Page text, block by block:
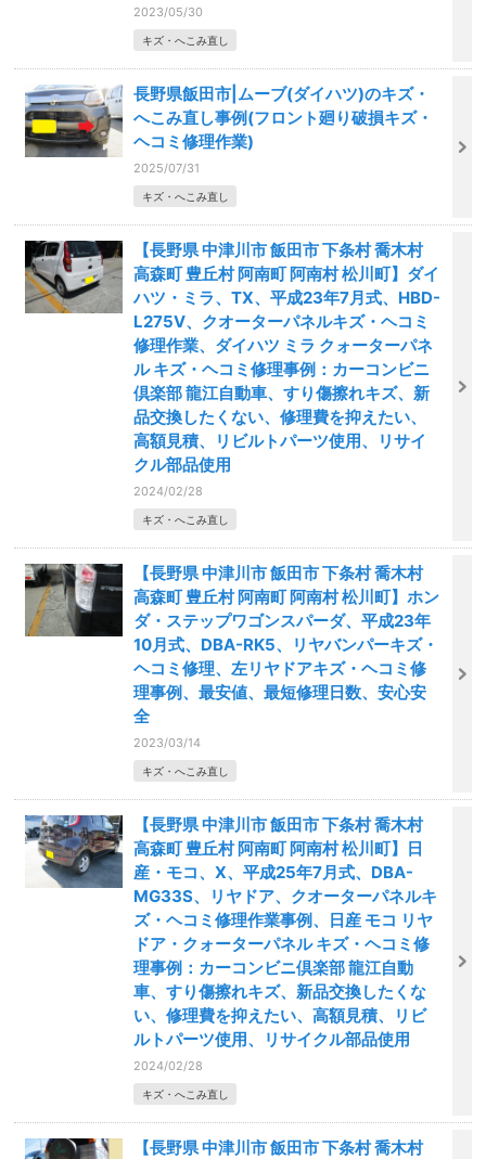
2023/05/30
キズ・へこみ直し
長野県飯田市|ムーブ(ダイハツ)のキズ・
へこみ直し事例(フロント廻り破損キズ・
ヘコミ修理作業)
2025/07/31
キズ・へこみ直し
【長野県 中津川市 飯田市 下条村 喬木村
高森町 豊丘村 阿南町 阿南村 松川町】ダイ
ハツ・ミラ、TX、平成23年7月式、HBD-
L275V、クオーターパネルキズ・ヘコミ
修理作業、ダイハツ ミラ クォーターパネ
ル キズ・ヘコミ修理事例：カーコンビニ
倶楽部 龍江自動車、すり傷擦れキズ、新
品交換したくない、修理費を抑えたい、
高額見積、リビルトパーツ使用、リサイ
クル部品使用
2024/02/28
キズ・へこみ直し
【長野県 中津川市 飯田市 下条村 喬木村
高森町 豊丘村 阿南町 阿南村 松川町】ホン
ダ・ステップワゴンスパーダ、平成23年
10月式、DBA-RK5、リヤバンパーキズ・
ヘコミ修理、左リヤドアキズ・ヘコミ修
理事例、最安値、最短修理日数、安心安
全
2023/03/14
キズ・へこみ直し
【長野県 中津川市 飯田市 下条村 喬木村
高森町 豊丘村 阿南町 阿南村 松川町】日
産・モコ、X、平成25年7月式、DBA-
MG33S、リヤドア、クオーターパネルキ
ズ・ヘコミ修理作業事例、日産 モコ リヤ
ドア・クォーターパネル キズ・ヘコミ修
理事例：カーコンビニ倶楽部 龍江自動
車、すり傷擦れキズ、新品交換したくな
い、修理費を抑えたい、高額見積、リビ
ルトパーツ使用、リサイクル部品使用
2024/02/28
キズ・へこみ直し
【長野県 中津川市 飯田市 下条村 喬木村